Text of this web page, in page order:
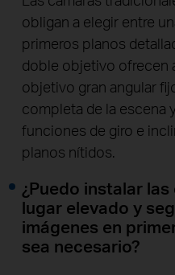
obligan a elegir entre
primeros planos
doble objetivo ofrecen
objetivo gran angular
completa de la escena
funciones de giro e
planos nítidos.
¿Puedo instalar
lugar elevado y
imágenes en
sea necesario?